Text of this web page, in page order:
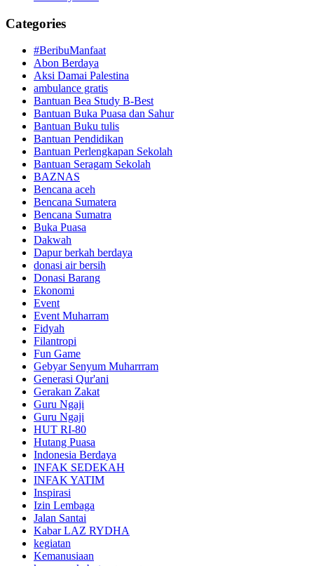
Categories
#BeribuManfaat
Abon Berdaya
Aksi Damai Palestina
ambulance gratis
Bantuan Bea Study B-Best
Bantuan Buka Puasa dan Sahur
Bantuan Buku tulis
Bantuan Pendidikan
Bantuan Perlengkapan Sekolah
Bantuan Seragam Sekolah
BAZNAS
Bencana aceh
Bencana Sumatera
Bencana Sumatra
Buka Puasa
Dakwah
Dapur berkah berdaya
donasi air bersih
Donasi Barang
Ekonomi
Event
Event Muharram
Fidyah
Filantropi
Fun Game
Gebyar Senyum Muharrram
Generasi Qur'ani
Gerakan Zakat
Guru Ngaji
Guru Ngaji
HUT RI-80
Hutang Puasa
Indonesia Berdaya
INFAK SEDEKAH
INFAK YATIM
Inspirasi
Izin Lembaga
Jalan Santai
Kabar LAZ RYDHA
kegiatan
Kemanusiaan